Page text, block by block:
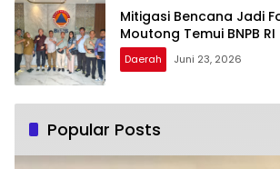
Mitigasi Bencana Jadi
Moutong Temui BNPB RI
Daerah Juni 23, 2026
Popular Posts